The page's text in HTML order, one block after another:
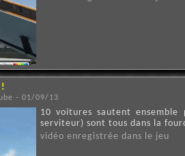
!
- 01/09/13
10 voitures sautent
serviteur) sont tous dans la
vidéo enregistrée dans le jeu